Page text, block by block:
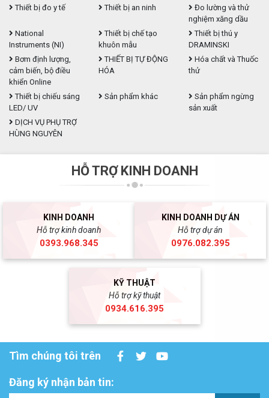
Thiết bị đo y tế
Thiết bị an ninh
Đo lường và thử
nghiệm xăng dầu
National
Instruments (NI)
Thiết bị chế tạo
khuôn mẫu
Thiết bị thú y
DRAMINSKI
Bơm định lượng,
cảm biến, bộ điều
khiển Online
THIẾT BỊ TỰ ĐỘNG
HÓA
Hóa chất và Thuốc
thử
Thiết bị chiếu sáng
LED/ UV
Sản phẩm khác
Sản phẩm ngừng
sản xuất
DỊCH VỤ PHỤ TRỢ
HÙNG NGUYÊN
HỖ TRỢ KINH DOANH
KINH DOANH
Hỗ trợ kinh doanh
0393.968.345
KINH DOANH DỰ ÁN
Hỗ trợ dự án
0976.082.395
KỸ THUẬT
Hỗ trợ kỹ thuật
0934.616.395
Tìm chúng tôi trên
Đăng ký nhận bản tin: